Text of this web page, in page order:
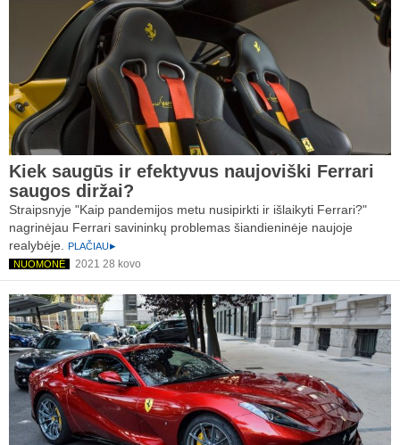
Kiek saugūs ir efektyvus naujoviški Ferrari
saugos diržai?
Straipsnyje "Kaip pandemijos metu nusipirkti ir išlaikyti Ferrari?"
nagrinėjau Ferrari savininkų problemas šiandieninėje naujoje
realybėje.
PLAČIAU
NUOMONĖ
2021 28 kovo